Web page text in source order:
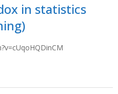
in statistics